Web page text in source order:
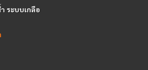
ระบบเกลือ